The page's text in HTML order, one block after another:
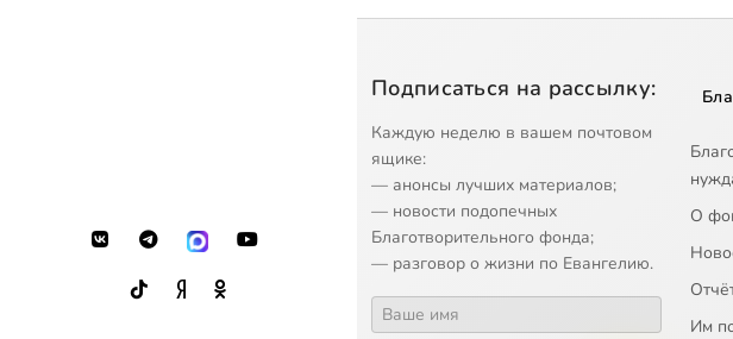
Подписаться на рассылку:
Каждую неделю в вашем почтовом
ящике:
— анонсы лучших материалов;
— новости подопечных
Благотворительного фонда;
— разговор о жизни по Евангелию.
О
Им